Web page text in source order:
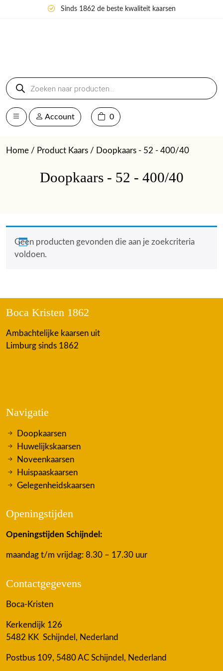
Sinds 1862 de beste kwaliteit kaarsen
Producten
zoeken
Account 0
Home / Product Kaars / Doopkaars - 52 - 400/40
Doopkaars - 52 - 400/40
Geen producten gevonden die aan je zoekcriteria
voldoen.
Boca Kristen 1862
Ambachtelijke kaarsen uit
Limburg sinds 1862
Navigatie
Doopkaarsen
Huwelijkskaarsen
Noveenkaarsen
Huispaaskaarsen
Gelegenheidskaarsen
Openingstijden
Openingstijden Schijndel:
maandag t/m vrijdag: 8.30 – 17.30 uur
Contactgegevens
Boca-Kristen
Kerkendijk 126
5482 KK Schijndel, Nederland
Postbus 109, 5480 AC Schijndel, Nederland